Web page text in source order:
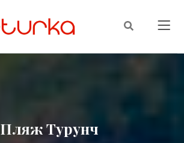
Пляж Турунч